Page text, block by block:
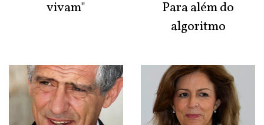
vivam"
Para além do
algoritmo